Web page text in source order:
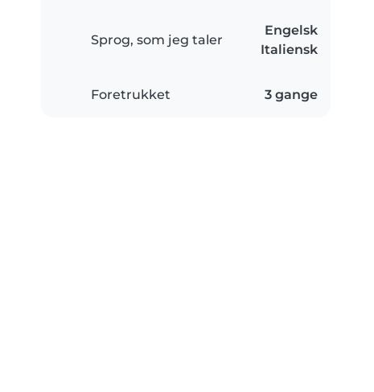
Sprog, som jeg taler
Engelsk
Italiensk
Foretrukket 3 gange